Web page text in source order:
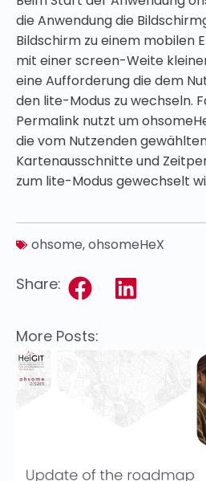
die Anwendung die
Bildschirm zu einem mobilen
mit einer screen-Weite
eine Aufforderung die dem
den lite-Modus zu wechseln.
Permalink nutzt um
die vom Nutzenden
Kartenausschnitte und
zum lite-Modus gewechselt
ohsome,ohsomeHeX
Share:
More Posts: